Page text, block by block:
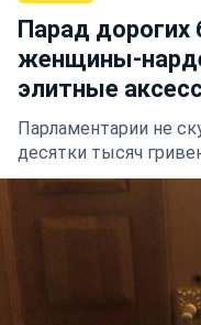
Парад дорогих
женщины-
элитные
Парламентарии не
десятки тысяч